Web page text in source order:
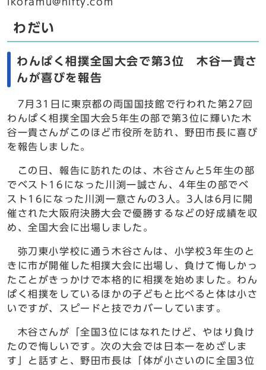
わだい
わんぱく相撲全国大会で第3位 木谷一貴さ
んが喜びを報告
7月31日に東京都の両国国技館で行われた第27回
わんぱく相撲全国大会5年生の部で第3位に輝いた木
谷一貴さんがこのほど市役所を訪れ、野田市長に喜び
を報告しました。
この日、報告に訪れたのは、木谷さんと5年生の部
でベスト16になった川渕一誠さん、4年生の部でベ
スト16になった川渕一意さんの3人。3人は6月に開
催された大阪府決勝大会で優勝するなどの好成績を収
め、全国大会に出場しました。
弥刀東小学校に通う木谷さんは、小学校3年生のと
きに市が開催した相撲大会に出場し、負けて悔しかっ
たことがきっかけで本格的に相撲を始めました。わん
ぱく相撲をしているほかの子どもと比べると体は小さ
いですが、スピードと技でカバーしています。
木谷さんが「全国3位にはなれたけど、やはり負け
たので悔しいです。次の大会では日本一をめざしま
す」と話すと、野田市長は「体が小さいのに全国3位